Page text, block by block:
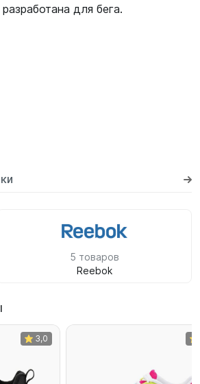
для бега.
5 товаров
Reebok
3,0